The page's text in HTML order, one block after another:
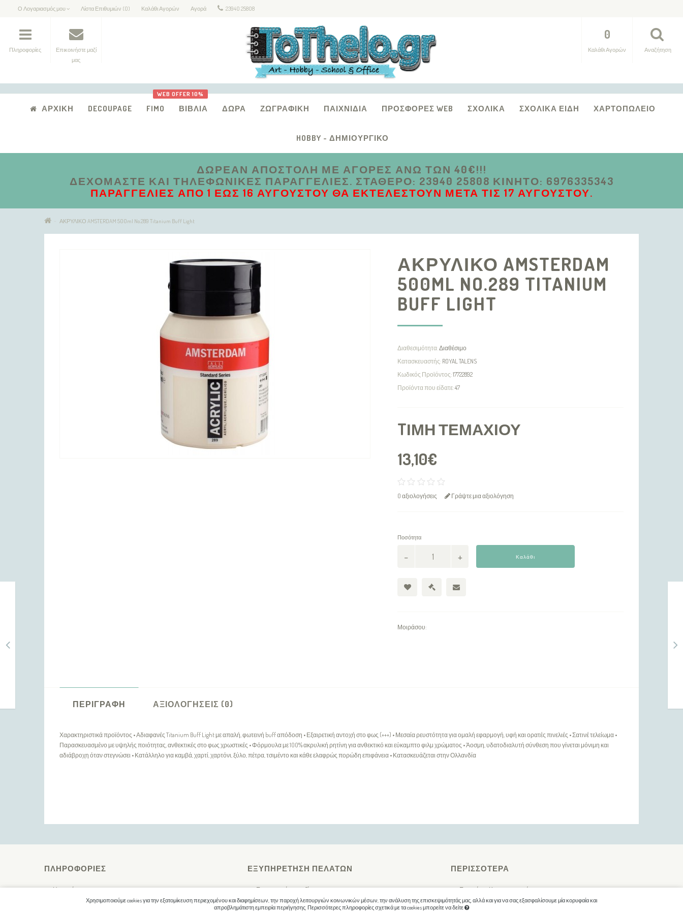
Χρησιμοποιούμε cookies για την εξατομίκευση περιεχομένου και διαφημίσεων, την παροχή λειτουργιών κοινωνικών μέσων, την ανάλυση της επισκεψιμότητάς μας, αλλά και για να σας εξασφαλίσουμε μία κορυφαία και
απροβλημάτιστη εμπειρία περιήγησης. Περισσότερες πληροφορίες σχετικά με τα cookies μπορείτε να δείτε
Ο Λογαριασμός μου Λίστα Επιθυμιών (0) Καλάθι Αγορών Αγορά 23940 25808
Πληροφορίες
Επικοινήστε μαζί
μας
Αναζήτηση
0
Καλάθι Αγορών
ΑΡΧΙΚΉ DECOUPAGE FIMO
WEB OFFER 10%
ΒΙΒΛΊΑ ΔΏΡΑ ΖΩΓΡΑΦΙΚΉ ΠΑΙΧΝΊΔΙΑ ΠΡΟΣΦΟΡΈΣ WEB ΣΧΟΛΙΚΆ ΣΧΟΛΙΚΆ ΕΊΔΗ ΧΑΡΤΟΠΩΛΕΊΟ
HOBBY - ΔΗΜΙΟΥΡΓΙΚΌ
ΔΩΡΕΑΝ ΑΠΟΣΤΟΛΗ ΜΕ ΑΓΟΡΕΣ ΑΝΩ ΤΩΝ 40€!!!
ΔΕΧΌΜΑΣΤΕ ΚΑΙ ΤΗΛΕΦΩΝΙΚΈΣ ΠΑΡΑΓΓΕΛΊΕΣ. ΣΤΑΘΕΡΌ: 23940 25808 ΚΙΝΗΤΌ: 6976335343
ΠΑΡΑΓΓΕΛΊΕΣ ΑΠΟ 1 ΈΩΣ 16 ΑΥΓΟΎΣΤΟΥ ΘΑ ΕΚΤΕΛΕΣΤΟΎΝ ΜΕΤΆ ΤΙΣ 17 ΑΥΓΟΎΣΤΟΥ.
ΑΚΡΥΛΙΚΟ AMSTERDAM 500ml No.289 Titanium Buff Light
ΑΚΡΥΛΙΚΟ AMSTERDAM
500ML NO.289 TITANIUM
BUFF LIGHT
Διαθεσιμότητα:Διαθέσιμο
Κατασκευαστής: ROYAL TALENS
Κωδικός Προϊόντος:17722892
Προϊόντα που είδατε:47
TΙΜΉ ΤΕΜΑΧΊΟΥ
13,10€
0 αξιολογήσεις Γράψτε μια αξιολόγηση
Ποσότητα
Καλάθι
Μοιράσου:
ΠΕΡΙΓΡΑΦΉ ΑΞΙΟΛΟΓΉΣΕΙΣ (0)
Χαρακτηριστικά προϊόντος • Αδιαφανές Titanium Buff Light με απαλή, φωτεινή buff απόδοση • Εξαιρετική αντοχή στο φως (+++) • Μεσαία ρευστότητα για ομαλή εφαρμογή, υφή και ορατές πινελιές • Σατινέ τελείωμα •
Παρασκευασμένο με υψηλής ποιότητας, ανθεκτικές στο φως χρωστικές • Φόρμουλα με 100% ακρυλική ρητίνη για ανθεκτικό και εύκαμπτο φιλμ χρώματος • Άοσμη, υδατοδιαλυτή σύνθεση που γίνεται μόνιμη και
αδιάβροχη όταν στεγνώσει • Κατάλληλο για καμβά, χαρτί, χαρτόνι, ξύλο, πέτρα, τσιμέντο και κάθε ελαφρώς πορώδη επιφάνεια • Κατασκευάζεται στην Ολλανδία
ΠΛΗΡΟΦΟΡΊΕΣ
Η εταιρία μας
Τρόποι Αποστολής / Πληρωμής
ΕΞΥΠΗΡΈΤΗΣΗ ΠΕΛΑΤΏΝ
Επικοινωνήστε μαζί μας
Ο Λογαριασμός μου
ΠΕΡΙΣΣΌΤΕΡΑ
Ευρετήριο Κατασκευαστών
Ενημερώσεις